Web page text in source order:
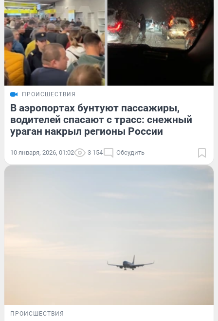
ПРОИСШЕСТВИЯ
В аэропортах бунтуют пассажиры,
водителей спасают с трасс: снежный
ураган накрыл регионы России
10 января, 2026, 01:02 3 154 Обсудить
ПРОИСШЕСТВИЯ